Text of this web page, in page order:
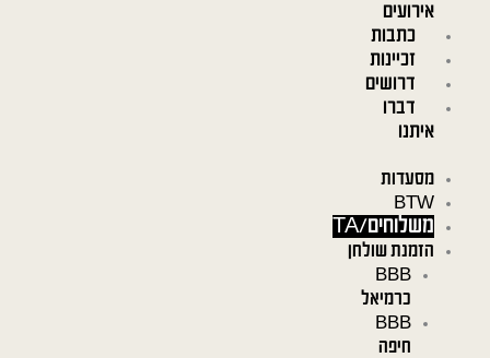
אירועים
כתבות
זכיינות
דרושים
דברו
איתנו
מסעדות
BTW
משלוחים/TA
הזמנת שולחן
BBB
כרמיאל
BBB
חיפה